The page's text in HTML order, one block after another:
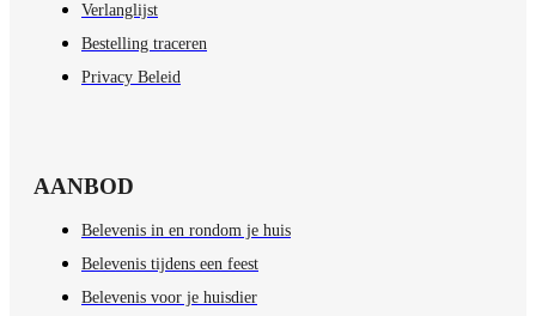
Verlanglijst
Bestelling traceren
Privacy Beleid
AANBOD
Belevenis in en rondom je huis
Belevenis tijdens een feest
Belevenis voor je huisdier